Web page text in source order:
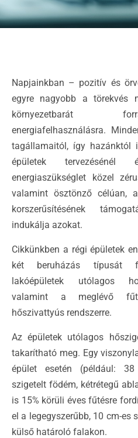
Napjainkban – pozitív és
egyre nagyobb a törekvés
környezetbarát
energiafelhasználásra.
tagállamaitól, így hazánktól
épületek tervezésénél
energiaszükséglet közel
valamint ösztönző célúan,
korszerűsítésének
indukálja azokat.
Cikkünkben a régi épületek
két beruházás típusát
lakóépületek utólagos
valamint a meglévő
hőszivattyús rendszerre.
Az épületek utólagos
takarítható meg. Egy
épület esetén (például:
szigetelt födém, kétrétegű
is 15% körüli éves fűtésre
el a legegyszerűbb, 10 cm-es
külső határoló falakon.